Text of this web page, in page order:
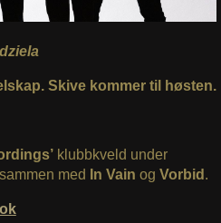
Skive kommer til høsten.
klubbkveld under
med
In Vain og Vorbid .